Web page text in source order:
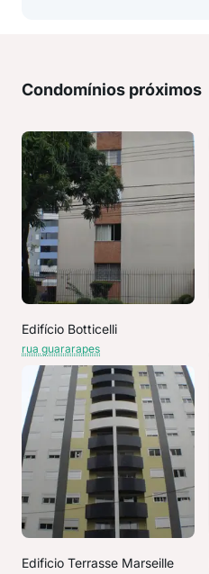
Condomínios próximos
Edifício Botticelli
rua guararapes
Edificio Terrasse Marseille